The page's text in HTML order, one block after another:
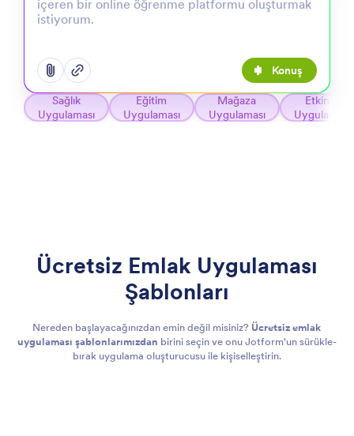
Ekleme seçenekleri menüsünü açın
Ekleme seçenekleri menüsünü açın Konuş
Sağlık
Uygulaması
Eğitim
Uygulaması
Mağaza
Uygulaması
Etkinlik
Uygulaması
Ücretsiz Emlak Uygulaması
Şablonları
Nereden başlayacağınızdan emin değil misiniz? Ücretsiz emlak
uygulaması şablonlarımızdan birini seçin ve onu Jotform'un sürükle-
bırak uygulama oluşturucusu ile kişiselleştirin.